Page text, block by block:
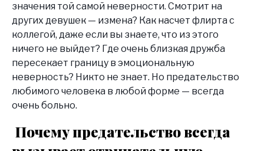
значения той самой неверности. Смотрит на
других девушек — измена? Как насчет флирта с
коллегой, даже если вы знаете, что из этого
ничего не выйдет? Где очень близкая дружба
пересекает границу в эмоциональную
неверность? Никто не знает. Но предательство
любимого человека в любой форме — всегда
очень больно.
Почему предательство всегда